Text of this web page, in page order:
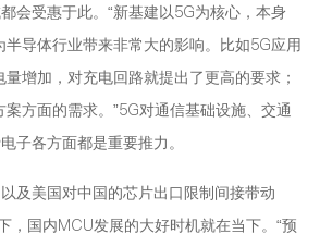
会受惠于此。“新基建以5G为核心，本身
导体行业带来非常大的影响。比如5G应用
增加，对充电回路就提出了更高的要求；
方面的需求。”5G对通信基础设施、交通
子各方面都是重要推力。
及美国对中国的芯片出口限制间接带动
，国内MCU发展的大好时机就在当下。“预